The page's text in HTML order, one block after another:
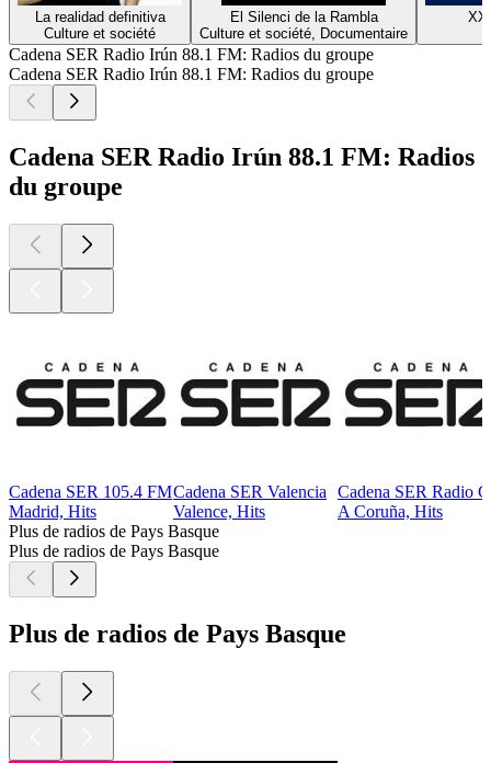
La realidad definitiva
Culture et société
El Silenci de la Rambla
Culture et société, Documentaire
Cadena SER Radio Irún 88.1 FM: Radios du groupe
Cadena SER Radio Irún 88.1 FM: Radios du groupe
Cadena SER Radio Irún 88.1 FM: Radios
du groupe
Cadena SER 105.4 FM
Madrid, Hits
Cadena SER Valencia
Valence, Hits
Cadena SER Radio
A Coruña, Hits
Plus de radios de Pays Basque
Plus de radios de Pays Basque
Plus de radios de Pays Basque